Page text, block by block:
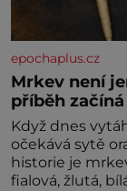
epochaplus.cz
Mrkev není
příběh
Když dnes
očekává sytě
historie je
fialová, žlutá,